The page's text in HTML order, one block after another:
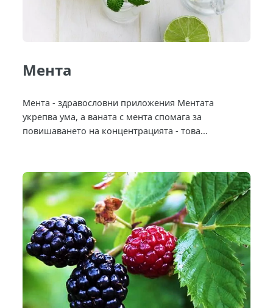
Мента
Мента - здравословни приложения Ментата
укрепва ума, а ваната с мента спомага за
повишаването на концентрацията - това...